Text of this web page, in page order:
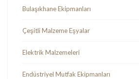
Bulaşıkhane Ekipmanları
Çeşitli Malzeme Eşyalar
Elektrik Malzemeleri
Endüstriyel Mutfak Ekipmanları